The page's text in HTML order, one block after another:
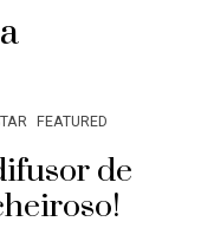
FEATURED
de